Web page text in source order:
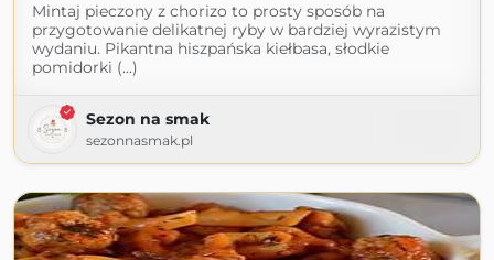
Mintaj pieczony z chorizo to prosty sposób na
przygotowanie delikatnej ryby w bardziej wyrazistym
wydaniu. Pikantna hiszpańska kiełbasa, słodkie
pomidorki (...)
Sezon na smak
sezonnasmak.pl